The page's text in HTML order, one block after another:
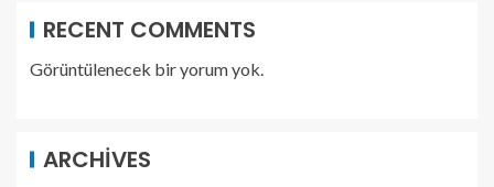
RECENT COMMENTS
Görüntülenecek bir yorum yok.
ARCHIVES